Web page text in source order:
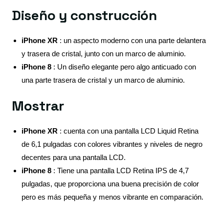
Diseño y construcción
iPhone XR : un aspecto moderno con una parte delantera
y trasera de cristal, junto con un marco de aluminio.
iPhone 8 : Un diseño elegante pero algo anticuado con
una parte trasera de cristal y un marco de aluminio.
Mostrar
iPhone XR : cuenta con una pantalla LCD Liquid Retina
de 6,1 pulgadas con colores vibrantes y niveles de negro
decentes para una pantalla LCD.
iPhone 8 : Tiene una pantalla LCD Retina IPS de 4,7
pulgadas, que proporciona una buena precisión de color
pero es más pequeña y menos vibrante en comparación.